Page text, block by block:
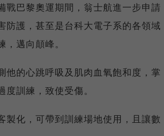
戰巴黎奧運期間，翁士航進一步申請
防護，甚至是台科大電子系的各領域
邁向顛峰。
他的心跳呼吸及肌肉血氧飽和度，掌
訓練，致使受傷。
製化，可帶到訓練場地使用，且讓數